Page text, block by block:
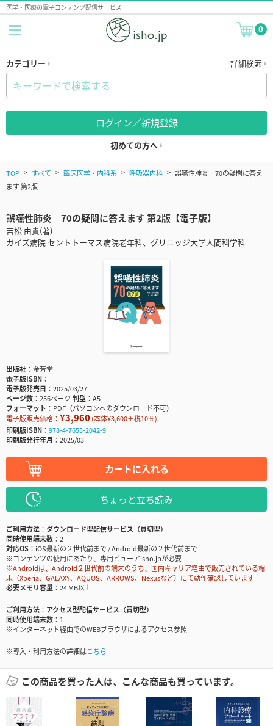
医学・医療の電子コンテンツ配信サービス
0
カテゴリー 詳細検索
ログイン／新規登録
初めての方へ
TOP すべて 臨床医学・内科系 呼吸器内科
誤嚥性肺炎 70の疑問に答え
ます 第2版
誤嚥性肺炎 70の疑問に答えます 第2版【電子版】
吉松 由貴(著)
ガイズ病院 セントトーマス病院老年科、グリニッジ大学人間科学科
出版社
金芳堂
電子版ISBN
電子版発売日
2025/03/27
ページ数
256ページ判型
A5
フォーマット
PDF（パソコンへのダウンロード不可）
電子版販売価格： ¥3,960(本体¥3,600＋税10％)
印刷版ISBN
978-4-7653-2042-9
印刷版発行年月
2025/03
カートに入れる
ちょっと立ち読み
ご利用方法
ダウンロード型配信サービス（買切型）
同時使用端末数
2
対応OS
iOS最新の２世代前まで / Android最新の２世代前まで
※コンテンツの使用にあたり、専用ビューアisho.jpが必要
※Androidは、Android２世代前の端末のうち、国内キャリア経由で販売されている端
末（Xperia、GALAXY、AQUOS、ARROWS、Nexusなど）にて動作確認しています
必要メモリ容量
24 MB以上
ご利用方法
アクセス型配信サービス（買切型）
同時使用端末数
1
※インターネット経由でのWEBブラウザによるアクセス参照
※導入・利用方法の詳細はこちら
この商品を買った人は、こんな商品も買っています。